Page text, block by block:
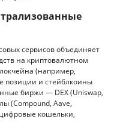
сервисов объединяет
на криптовалютном
(например,
позиции и стейблкоины
биржи — DEX (Uniswap,
(Compound, Aave,
кошельки,